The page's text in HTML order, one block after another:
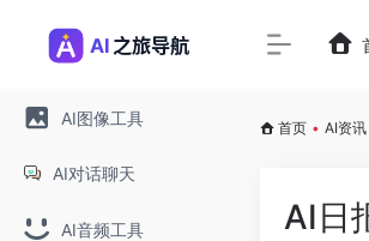
AI图像工具
AI对话聊天
AI音频工具
首页 • AI资讯
AI日